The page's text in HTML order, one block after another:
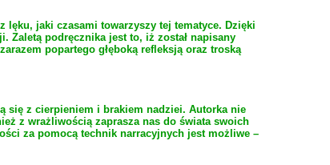
lęku, jaki czasami towarzyszy tej tematyce. Dzięki
Zaletą podręcznika jest to, iż został napisany
popartego głęboką refleksją oraz troską
się z cierpieniem i brakiem nadziei. Autorka nie
z wrażliwością zaprasza nas do świata swoich
za pomocą technik narracyjnych jest możliwe –